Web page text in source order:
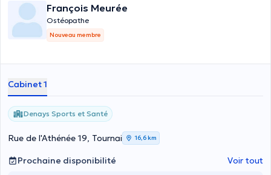
François Meurée
Ostéopathe
Nouveau membre
Cabinet 1
Denays Sports et Santé
Rue de l'Athénée 19, Tournai 16,6 km
Prochaine disponibilité Voir tout